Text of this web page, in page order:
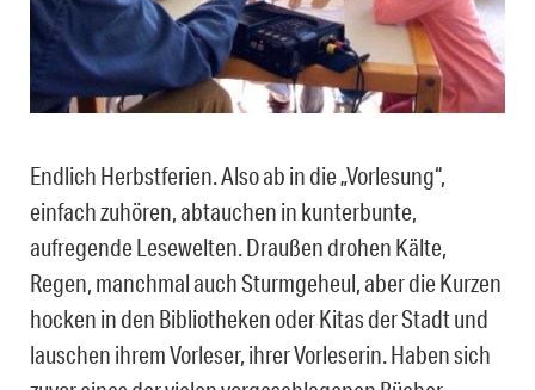
Endlich Herbstferien. Also ab in die „Vorlesung“,
einfach zuhören, abtauchen in kunterbunte,
aufregende Lesewelten. Draußen drohen Kälte,
Regen, manchmal auch Sturmgeheul, aber die Kurzen
hocken in den Bibliotheken oder Kitas der Stadt und
lauschen ihrem Vorleser, ihrer Vorleserin. Haben sich